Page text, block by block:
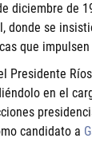
diciembre de
donde se
que
Presidente
en el
candidato a